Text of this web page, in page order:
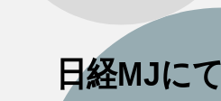
日経MJに